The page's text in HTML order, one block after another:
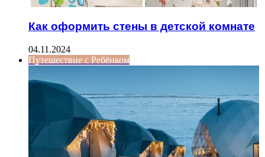
Как оформить стены в детской комнате
04.11.2024
Путешествие с Ребёнком